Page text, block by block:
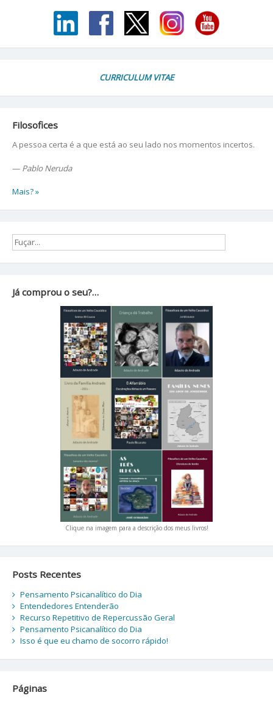
CURRICULUM VITAE
Filosofices
A pessoa certa é a que está ao seu lado nos momentos incertos.
— Pablo Neruda
Mais? »
Já comprou o seu?…
Clique na imagem para a descrição dos meus livros!
Posts Recentes
Pensamento Psicanalítico do Dia
Entendedores Entenderão
Recurso Repetitivo de Repercussão Geral
Pensamento Psicanalítico do Dia
Isso é que eu chamo de socorro rápido!
Páginas